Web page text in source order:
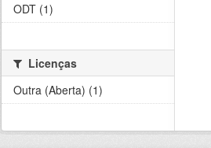
ODT (1)
Licenças
Outra (Aberta) (1)